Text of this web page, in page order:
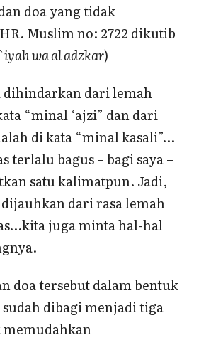
doa yang tidak
Muslim no: 2722 dikutib
wa al adzkar)
dihindarkan dari lemah
“minal ‘ajzi” dan dari
di kata “minal kasali”…
terlalu bagus – bagi saya –
satu kalimatpun. Jadi,
dari rasa lemah
juga minta hal-hal
doa tersebut dalam bentuk
dibagi menjadi tiga